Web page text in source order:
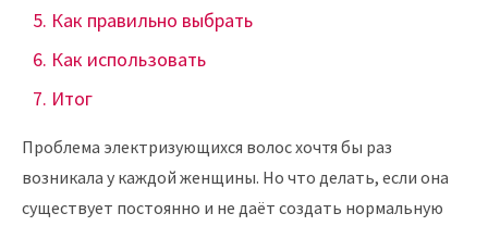
Как правильно выбрать
Как использовать
Итог
Проблема электризующихся волос хочтя бы раз
возникала у каждой женщины. Но что делать, если она
существует постоянно и не даёт создать нормальную